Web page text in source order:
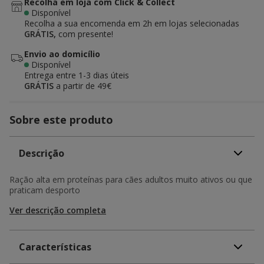
Disponível
Recolha a sua encomenda em 2h em lojas selecionadas
GRÁTIS, com presente!
Envio ao domicílio
Disponível
Entrega entre 1-3 dias úteis
GRÁTIS a partir de 49€
Sobre este produto
Descrição
Ração alta em proteínas para cães adultos muito ativos ou que
praticam desporto
Ver descrição completa
Características